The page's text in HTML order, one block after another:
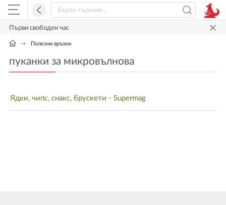
Първи свободен час
Полезни връзки
пуканки за микровълнова
Ядки, чипс, снакс, брускети - Supermag